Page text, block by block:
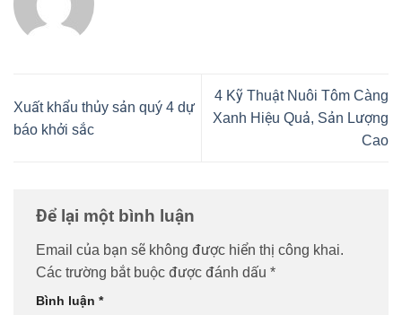
Xuất khẩu thủy sản quý 4 dự
báo khởi sắc
4 Kỹ Thuật Nuôi Tôm Càng
Xanh Hiệu Quả, Sản Lượng
Cao
Để lại một bình luận
Email của bạn sẽ không được hiển thị công khai.
Các trường bắt buộc được đánh dấu *
Bình luận *